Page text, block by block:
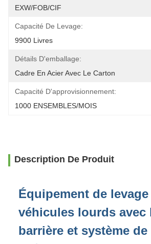
EXW/FOB/CIF
Capacité De Levage:
9900 Livres
Détails D'emballage:
Cadre En Acier Avec Le Carton
Capacité D'approvisionnement:
1000 ENSEMBLES/MOIS
Description De Produit
Équipement de levage
véhicules lourds avec
barrière et système de